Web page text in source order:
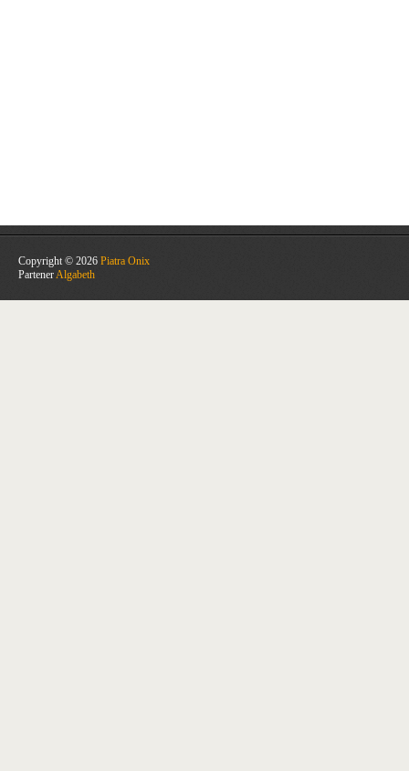
Copyright © 2026 Piatra Onix
Partener Algabeth